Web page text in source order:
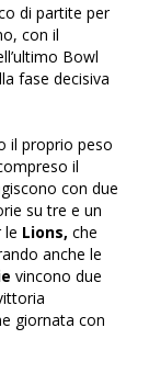
di partite per
con il
Bowl
fase decisiva
il proprio peso
il
con due
su tre e un
le Lions, che
anche le
vincono due
giornata con